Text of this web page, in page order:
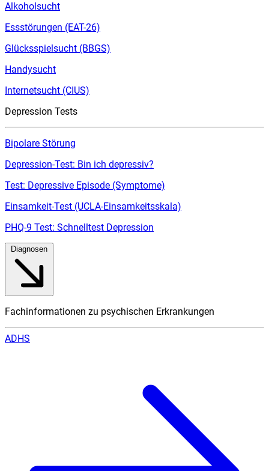
Alkoholsucht
Essstörungen (EAT-26)
Glücksspielsucht (BBGS)
Handysucht
Internetsucht (CIUS)
Depression Tests
Bipolare Störung
Depression-Test: Bin ich depressiv?
Test: Depressive Episode (Symptome)
Einsamkeit-Test (UCLA-Einsamkeitsskala)
PHQ-9 Test: Schnelltest Depression
Fachinformationen zu psychischen Erkrankungen
ADHS